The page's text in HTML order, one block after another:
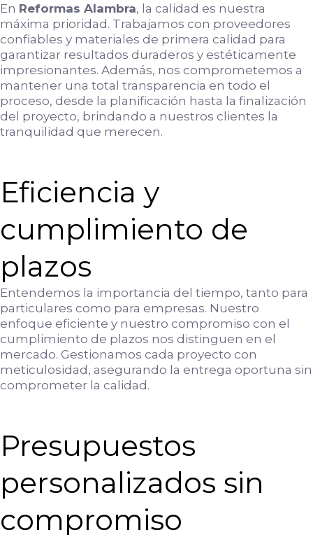
En Reformas Alambra, la calidad es nuestra
máxima prioridad. Trabajamos con proveedores
confiables y materiales de primera calidad para
garantizar resultados duraderos y estéticamente
impresionantes. Además, nos comprometemos a
mantener una total transparencia en todo el
proceso, desde la planificación hasta la finalización
del proyecto, brindando a nuestros clientes la
tranquilidad que merecen.
Eficiencia y
cumplimiento de
plazos
Entendemos la importancia del tiempo, tanto para
particulares como para empresas. Nuestro
enfoque eficiente y nuestro compromiso con el
cumplimiento de plazos nos distinguen en el
mercado. Gestionamos cada proyecto con
meticulosidad, asegurando la entrega oportuna sin
comprometer la calidad.
Presupuestos
personalizados sin
compromiso